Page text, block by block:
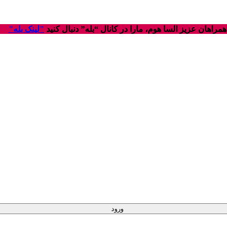
همراهان عزیز السا هوم، مارا در کانال “بله” دنبال کنید "لینک بله"
ورود